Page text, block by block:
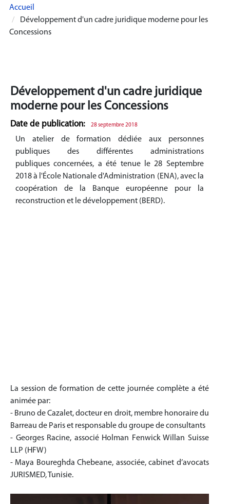
Accueil
Développement d'un cadre juridique moderne pour les
Concessions
Développement d'un cadre juridique
moderne pour les Concessions
Date de publication: 28 septembre 2018
Un atelier de formation dédiée aux personnes
publiques des différentes administrations
publiques concernées, a été tenue le 28 Septembre
2018 à l'École Nationale d'Administration (ENA), avec la
coopération de la Banque européenne pour la
reconstruction et le développement (BERD).
La session de formation de cette journée complète a été
animée par:
- Bruno de Cazalet, docteur en droit, membre honoraire du
Barreau de Paris et responsable du groupe de consultants
- Georges Racine, associé Holman Fenwick Willan Suisse
LLP (HFW)
- Maya Boureghda Chebeane, associée, cabinet d’avocats
JURISMED, Tunisie.